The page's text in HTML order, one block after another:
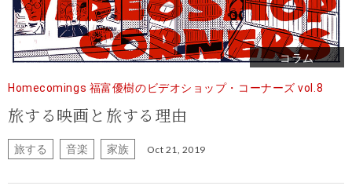
コラム
Homecomings 福富優樹のビデオショップ・コーナーズ vol.8
旅する映画と旅する理由
旅する 音楽 家族 Oct 21, 2019